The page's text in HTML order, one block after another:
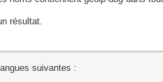
résultat.
suivantes :